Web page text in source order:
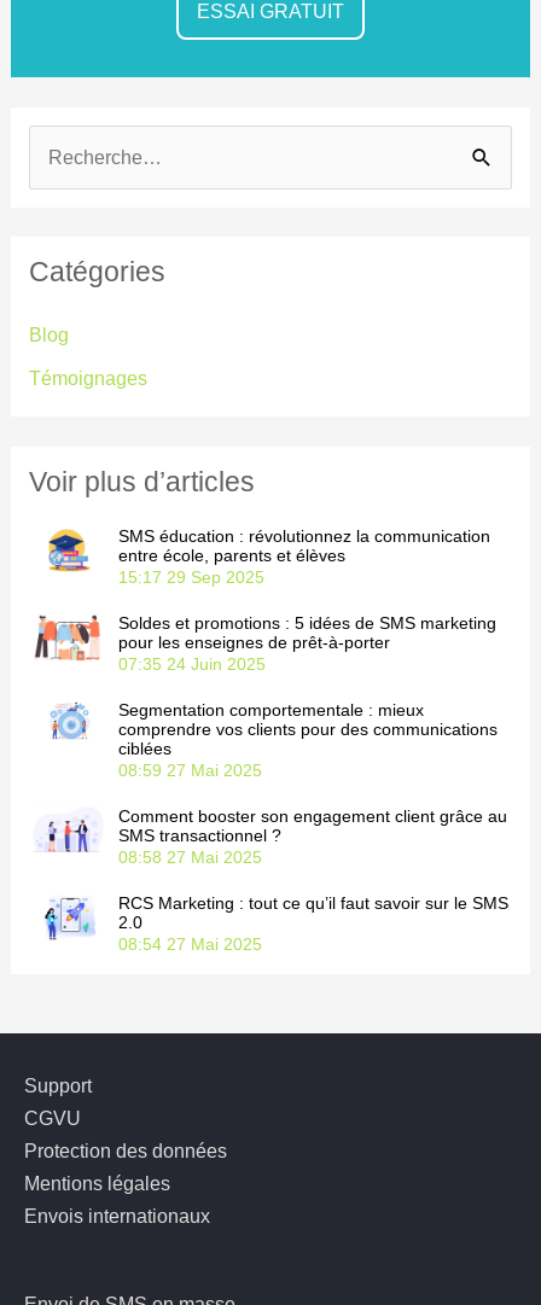
ESSAI GRATUIT
h
e
Catégories
Blog
Témoignages
Voir plus d’articles
SMS éducation : révolutionnez la communication
entre école, parents et élèves
15:17 29 Sep 2025
Soldes et promotions : 5 idées de SMS marketing
pour les enseignes de prêt-à-porter
07:35 24 Juin 2025
Segmentation comportementale : mieux
comprendre vos clients pour des communications
ciblées
08:59 27 Mai 2025
Comment booster son engagement client grâce au
SMS transactionnel ?
08:58 27 Mai 2025
RCS Marketing : tout ce qu’il faut savoir sur le SMS
2.0
08:54 27 Mai 2025
Support
CGVU
Protection des données
Mentions légales
Envois internationaux